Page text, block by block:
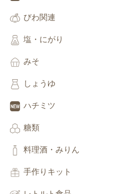
びわ関連
塩・にがり
みそ
しょうゆ
ハチミツ
糖類
料理酒・みりん
手作りキット